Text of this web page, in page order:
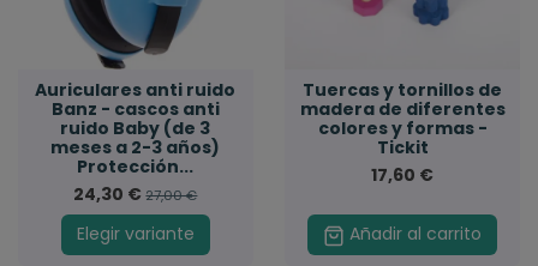
Auriculares anti ruido
Banz - cascos anti
ruido Baby (de 3
meses a 2-3 años)
Protección...
24,30 €27,00 €
Elegir variante
Tuercas y tornillos de
madera de diferentes
colores y formas -
Tickit
17,60 €
Añadir al carrito